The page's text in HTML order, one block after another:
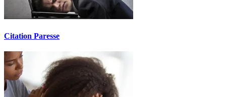
Citation Paresse